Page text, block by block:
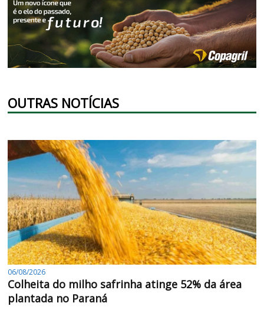
OUTRAS NOTÍCIAS
06/08/2026
Colheita do milho safrinha atinge 52% da área
plantada no Paraná